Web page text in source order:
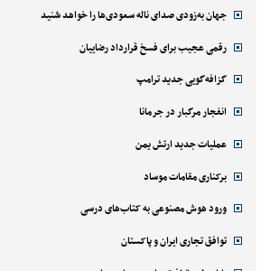
جهان به‌زودی صدای ناله سعودی‌ها را خواهد شنید
رقمی عجیب برای فسخ قرارداد رضاییان
گزافه‌گویی جدید ترامپ
انفجار مرگبار در جرمانا
عملیات جدید ارتش یمن
برکناری مقامات موساد
ورود هوش مصنوعی به کتاب‌های درسی
توافق تجاری ایران و پاکستان